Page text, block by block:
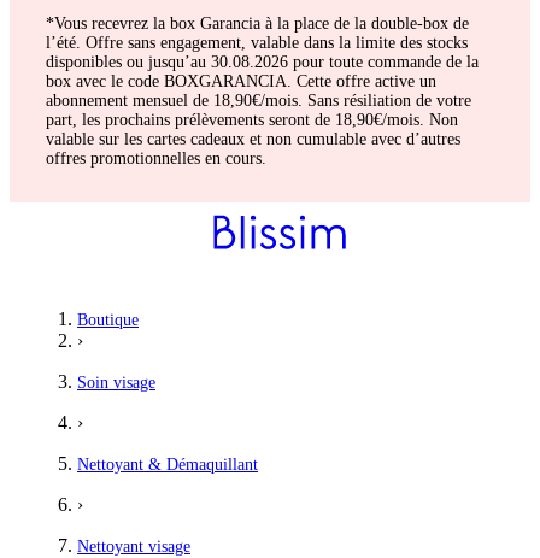
*Vous recevrez la box Garancia à la place de la double-box de
l’été. Offre sans engagement, valable dans la limite des stocks
disponibles ou jusqu’au 30.08.2026 pour toute commande de la
box avec le code BOXGARANCIA. Cette offre active un
abonnement mensuel de 18,90€/mois. Sans résiliation de votre
part, les prochains prélèvements seront de 18,90€/mois. Non
valable sur les cartes cadeaux et non cumulable avec d’autres
offres promotionnelles en cours.
Boutique
›
Soin visage
›
Nettoyant & Démaquillant
›
Nettoyant visage